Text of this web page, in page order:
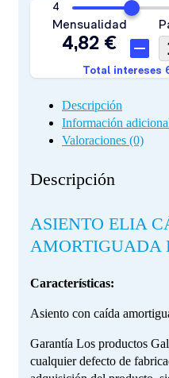
Descripción
Información
Valoraciones (0)
Descripción
ASIENTO ELIA
AMORTIGUADA
Características:
Asiento con caída
Garantía Los productos
cualquier defecto de